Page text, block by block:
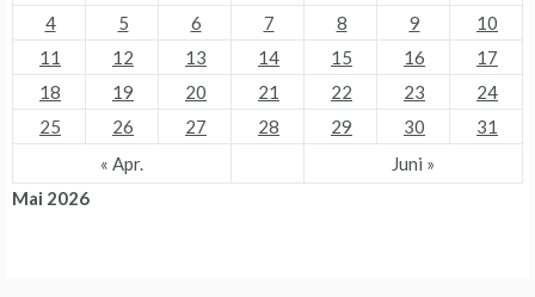
Mai 2026
4
5 6 7 8 9
10
11
12 13 14 15 16
17
18
19 20 21 22 23
24
25
26 27 28 29 30
31
« Apr.
Juni »